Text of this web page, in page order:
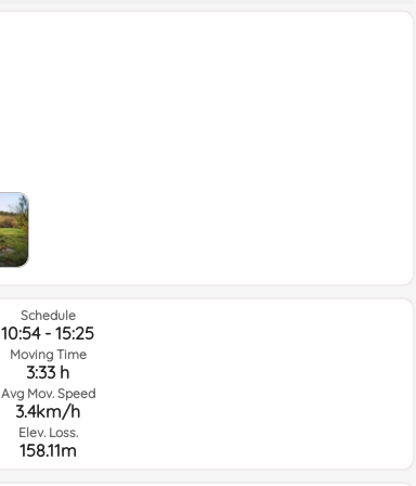
Schedule
10:54 - 15:25
Moving Time
3:33 h
Avg Mov. Speed
3.4km/h
Elev. Loss.
158.11m